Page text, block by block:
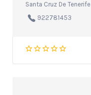
Santa Cruz De Tenerife
922781453